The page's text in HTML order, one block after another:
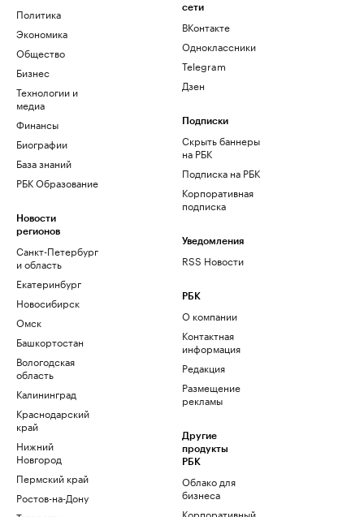
Политика
Экономика
Общество
Бизнес
Технологии и
медиа
Финансы
Биографии
База знаний
РБК Образование
Новости
регионов
Санкт-Петербург
и область
Екатеринбург
Новосибирск
Омск
Башкортостан
Вологодская
область
Калининград
Краснодарский
край
Нижний
Новгород
Пермский край
Ростов-на-Дону
сети
ВКонтакте
Одноклассники
Telegram
Дзен
Подписки
Скрыть баннеры
на РБК
Подписка на РБК
Корпоративная
подписка
Уведомления
RSS Новости
РБК
О компании
Контактная
информация
Редакция
Размещение
рекламы
Другие
продукты
РБК
Облако для
бизнеса
Корпоративный